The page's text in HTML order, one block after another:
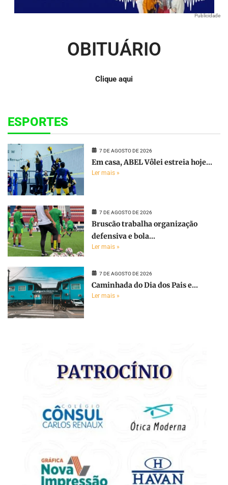
Publicidade
OBITUÁRIO
Clique aqui
ESPORTES
7 DE AGOSTO DE 2026
Em casa, ABEL Vôlei estreia hoje...
Ler mais »
7 DE AGOSTO DE 2026
Bruscão trabalha organização
defensiva e bola...
Ler mais »
7 DE AGOSTO DE 2026
Caminhada do Dia dos Pais e...
Ler mais »